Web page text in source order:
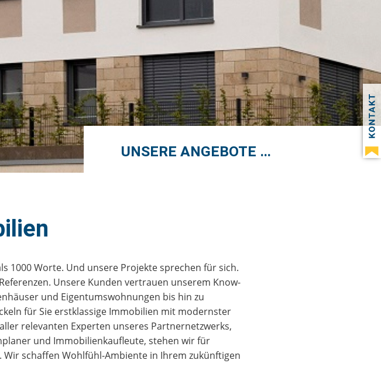
UNSERE ANGEBOTE …
1000 Worte. Und unsere Projekte sprechen für sich.
Unsere Kunden vertrauen unserem Know-
und Eigentumswohnungen bis hin zu
für Sie erstklassige Immobilien mit modernster
relevanten Experten unseres Partnernetzwerks,
und Immobilienkaufleute, stehen wir für
schaffen Wohlfühl-Ambiente in Ihrem zukünftigen